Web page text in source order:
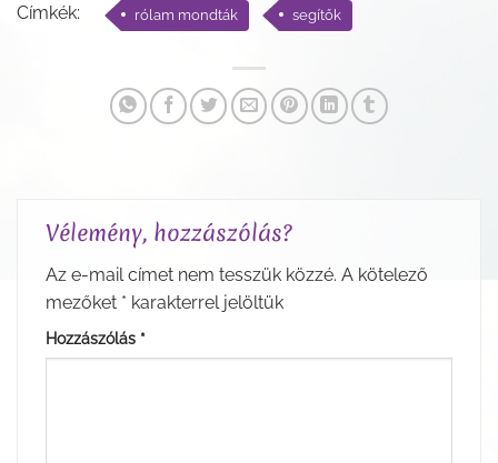
Címkék: rólam mondták segítők
Vélemény, hozzászólás?
Az e-mail címet nem tesszük közzé. A kötelező
mezőket * karakterrel jelöltük
Hozzászólás *